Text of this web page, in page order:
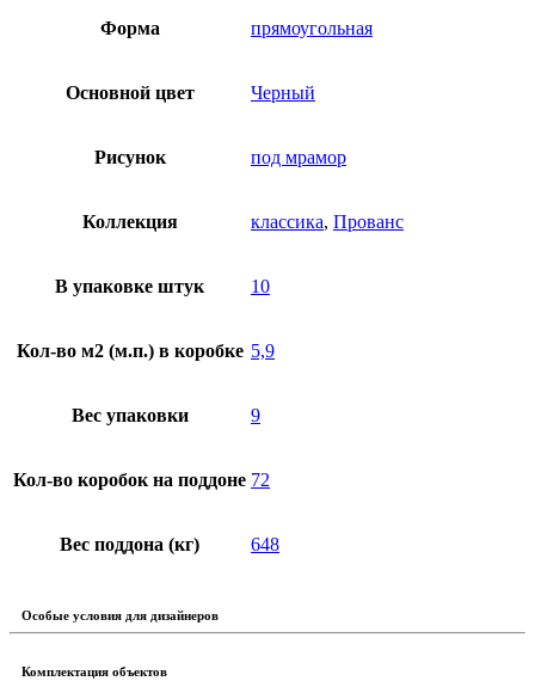
Форма прямоугольная
Основной цвет Черный
Рисунок под мрамор
Коллекция классика, Прованс
В упаковке штук 10
Кол-во м2 (м.п.) в коробке 5,9
Вес упаковки 9
Кол-во коробок на поддоне 72
Вес поддона (кг) 648
Особые условия для дизайнеров
Комплектация объектов